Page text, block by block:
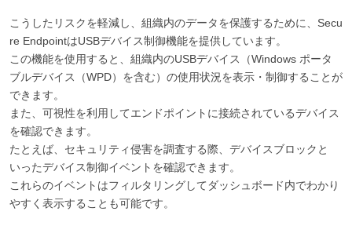
こうしたリスクを軽減し、組織内のデータを保護するために、Secu
re EndpointはUSBデバイス制御機能を提供しています。
この機能を使用すると、組織内のUSBデバイス（Windows ポータ
ブルデバイス（WPD）を含む）の使用状況を表示・制御することが
できます。
また、可視性を利用してエンドポイントに接続されているデバイス
を確認できます。
たとえば、セキュリティ侵害を調査する際、デバイスブロックと
いったデバイス制御イベントを確認できます。
これらのイベントはフィルタリングしてダッシュボード内でわかり
やすく表示することも可能です。